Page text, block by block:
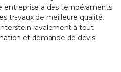
entreprise a des tempéraments
travaux de meilleure qualité.
ravalement à tout
et demande de devis.